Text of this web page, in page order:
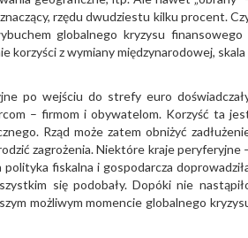
rzędu dwudziestu kilku procent.
globalnego kryzysu finansowego
korzyści z wymiany międzynarodowej, skala
po wejściu do strefy euro
– firmom i obywatelom. Korzyść ta
Rząd może zatem obniżyć
zagrożenia. Niektóre kraje peryferyjne
fiskalna i gospodarcza
się podobały. Dopóki nie
możliwym momencie globalnego